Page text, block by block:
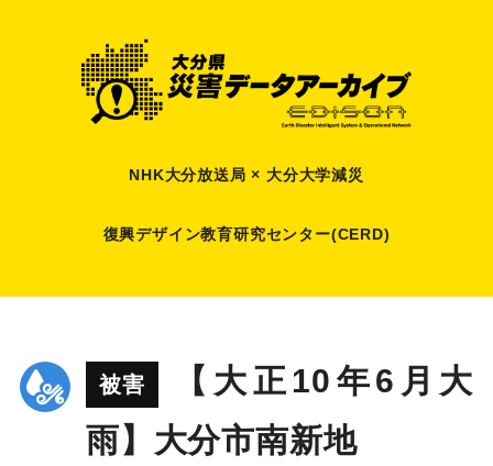
NHK大分放送局 × 大分大学減災
復興デザイン教育研究センター(CERD)
被害
【大正10年6月大
雨】大分市南新地